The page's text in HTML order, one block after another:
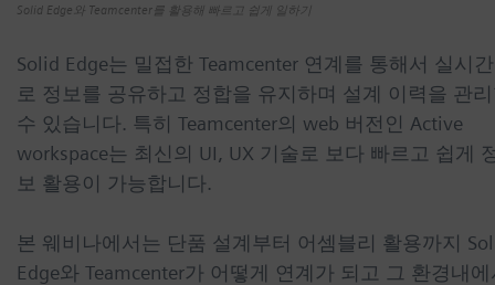
Solid Edge와 Teamcenter를 활용해 빠르고 쉽게 일하기
Solid Edge는 밀접한 Teamcenter 연계를 통해서 실시
로 정보를 공유하고 정합을 유지하며 설계 이력을 관
수 있습니다. 특히 Teamcenter의 web 버전인 Active
workspace는 최신의 UI, UX 기술로 보다 빠르고 쉽게
보 활용이 가능합니다.
본 웨비나에서는 단품 설계부터 어셈블리 활용까지
Edge와 Teamcenter가 어떻게 연계가 되고 그 환경내에